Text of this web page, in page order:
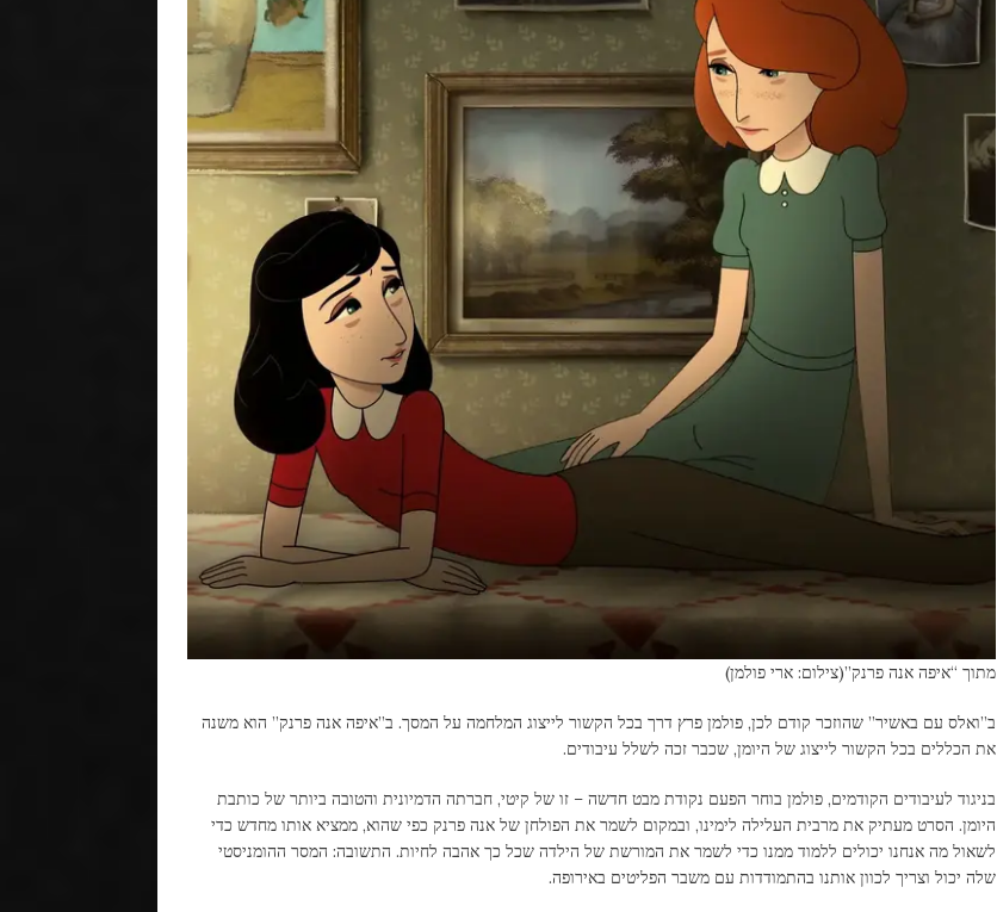
מתוך “איפה אנה פרנק”(צילום: ארי פולמן)
ב”ואלס עם באשיר” שהוזכר קודם לכן, פולמן פרץ דרך בכל הקשור לייצוג המלחמה על המסך. ב”איפה אנה פרנק” הוא משנה
את הכללים בכל הקשור לייצוג של היומן, שכבר זכה לשלל עיבודים.
בניגוד לעיבודים הקודמים, פולמן בוחר הפעם נקודת מבט חדשה – זו של קיטי, חברתה הדמיונית והטובה ביותר של כותבת
היומן. הסרט מעתיק את מרבית העלילה לימינו, ובמקום לשמר את הפולחן של אנה פרנק כפי שהוא, ממציא אותו מחדש כדי
לשאול מה אנחנו יכולים ללמוד ממנו כדי לשמר את המורשת של הילדה שכל כך אהבה לחיות. התשובה: המסר ההומניסטי
שלה יכול וצריך לכוון אותנו בהתמודדות עם משבר הפליטים באירופה.